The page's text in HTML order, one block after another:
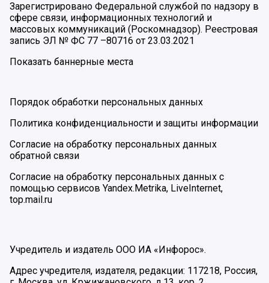
Зарегистрировано Федеральной службой по надзору в
сфере связи, информационных технологий и
массовых коммуникаций (Роскомнадзор). Реестровая
запись ЭЛ № ФС 77 –80716 от 23.03.2021
Показать баннерные места
Порядок обработки персональных данных
Политика конфиденциальности и защиты информации
Согласие на обработку персональных данных
обратной связи
Согласие на обработку персональных данных с
помощью сервисов Yandex.Metrika, LiveInternet,
top.mail.ru
Учредитель и издатель ООО ИА «Инфорос».
Адрес учредителя, издателя, редакции: 117218, Россия,